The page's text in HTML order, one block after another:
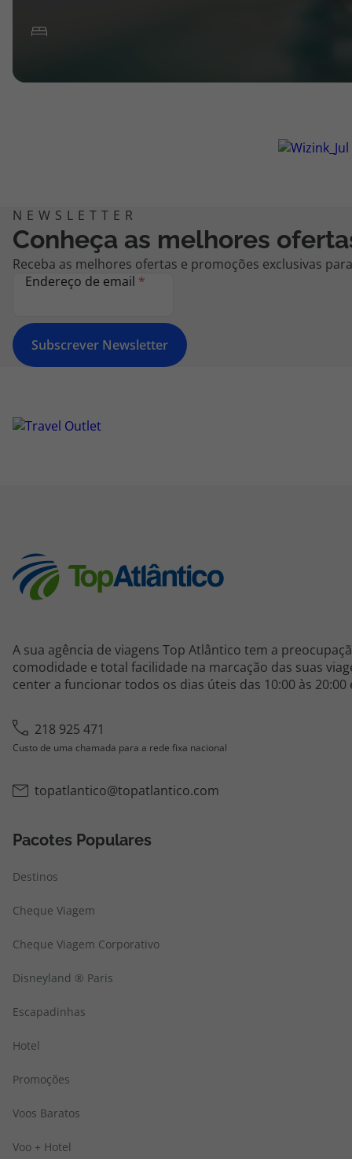
Conheça as melhores
Receba as melhores ofertas e promoções exclusivas
Endereço de email *
Subscrever Newsletter
A sua agência de viagens Top Atlântico tem a
comodidade e total facilidade na marcação das suas
center a funcionar todos os dias úteis das 10:00 às 20:00
218 925 471
Custo de uma chamada para a rede fixa nacional
topatlantico@topatlantico.com
Pacotes Populares
Destinos
Cheque Viagem
Cheque Viagem Corporativo
Disneyland ® Paris
Escapadinhas
Hotel
Promoções
Voos Baratos
Voo + Hotel